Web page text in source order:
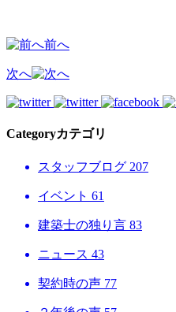
前へ
次へ
Categoryカテゴリ
スタッフブログ 207
イベント 61
建築士の独り言 83
ニュース 43
契約時の声 77